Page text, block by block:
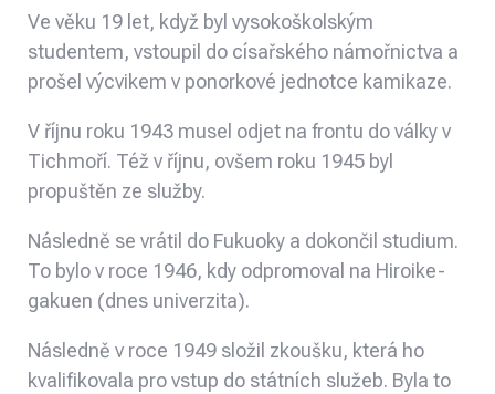
Ve věku 19 let, když byl vysokoškolským
studentem, vstoupil do císařského námořnictva a
prošel výcvikem v ponorkové jednotce kamikaze.
V říjnu roku 1943 musel odjet na frontu do války v
Tichmoří. Též v říjnu, ovšem roku 1945 byl
propuštěn ze služby.
Následně se vrátil do Fukuoky a dokončil studium.
To bylo v roce 1946, kdy odpromoval na Hiroike-
gakuen (dnes univerzita).
Následně v roce 1949 složil zkoušku, která ho
kvalifikovala pro vstup do státních služeb. Byla to